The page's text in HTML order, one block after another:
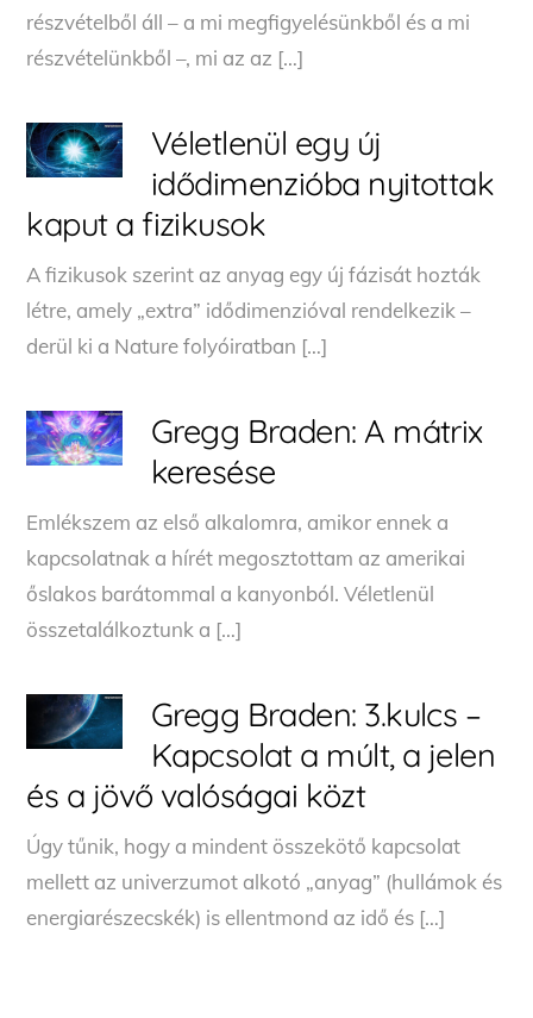
részvételből áll – a mi meg­figyelésünkből és a mi
részvételünkből –, mi az az […]
Véletlenül egy új
idődimenzióba nyitottak
kaput a fizikusok
A fizikusok szerint az anyag egy új fázisát hozták
létre, amely „extra” idődimenzióval rendelkezik –
derül ki a Nature folyóiratban […]
Gregg Braden: A mátrix
keresése
Emlékszem az első alkalomra, amikor ennek a
kapcsolatnak a hírét megosztottam az amerikai
őslakos barátommal a kanyonból. Véletlenül
összetalálkoztunk a […]
Gregg Braden: 3.kulcs –
Kapcsolat a múlt, a jelen
és a jövő valóságai közt
Úgy tűnik, hogy a mindent összekötő kapcsolat
mellett az univerzumot alkotó „anyag” (hullámok és
energiarészecskék) is ellentmond az idő és […]